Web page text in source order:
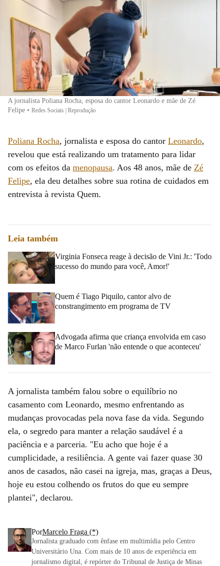
A jornalista Poliana Rocha, esposa do cantor Leonardo e mãe de Zé
Felipe • Redes Sociais | Reprodução
Poliana Rocha, jornalista e esposa do cantor Leonardo,
revelou que está realizando um tratamento para lidar
com os efeitos da menopausa. Aos 48 anos, mãe de Zé
Felipe, ela deu detalhes sobre sua rotina de cuidados em
entrevista à revista Quem.
Leia também
Virginia Fonseca reage à decisão de Vini Jr.: 'Todo
sucesso do mundo para você, Amor!'
Quem é Tiago Piquilo, cantor alvo de
constrangimento em programa de TV
Advogada afirma que criança envolvida em caso
de Marco Furlan 'não entende o que aconteceu'
A jornalista também falou sobre o equilíbrio no
casamento com Leonardo, mesmo enfrentando as
mudanças provocadas pela nova fase da vida. Segundo
ela, o segredo para manter a relação saudável é a
paciência e a parceria. "Eu acho que hoje é a
cumplicidade, a resiliência. A gente vai fazer quase 30
anos de casados, não casei na igreja, mas, graças a Deus,
hoje eu estou colhendo os frutos do que eu sempre
plantei", declarou.
PorMarcelo Fraga (*)
Jornalista graduado com ênfase em multimídia pelo Centro
Universitário Una. Com mais de 10 anos de experiência em
jornalismo digital, é repórter do Tribunal de Justiça de Minas